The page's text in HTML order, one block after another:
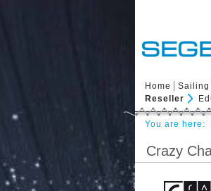
Home Sailing
Reseller
You are here:
Crazy